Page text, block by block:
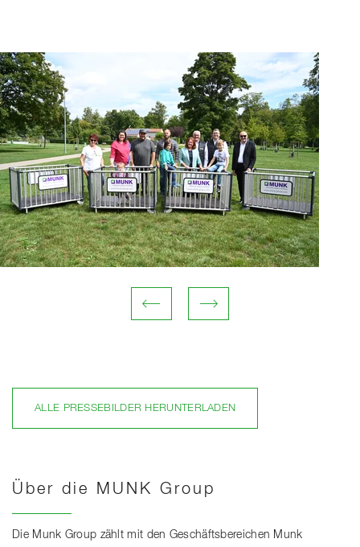
ALLE PRESSEBILDER HERUNTERLADEN
Über die MUNK Group
Die Munk Group zählt mit den Geschäftsbereichen Munk